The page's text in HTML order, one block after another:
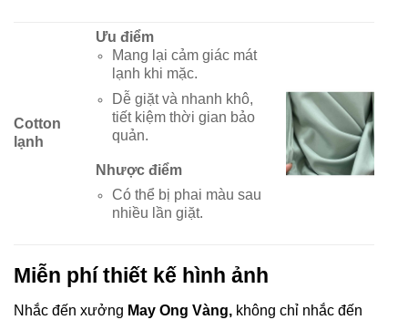
Cotton
lạnh
Ưu điểm
Mang lại cảm giác mát
lạnh khi mặc.
Dễ giặt và nhanh khô,
tiết kiệm thời gian bảo
quản.
Nhược điểm
Có thể bị phai màu sau
nhiều lần giặt.
Miễn phí thiết kế hình ảnh
Nhắc đến xưởng May Ong Vàng, không chỉ nhắc đến